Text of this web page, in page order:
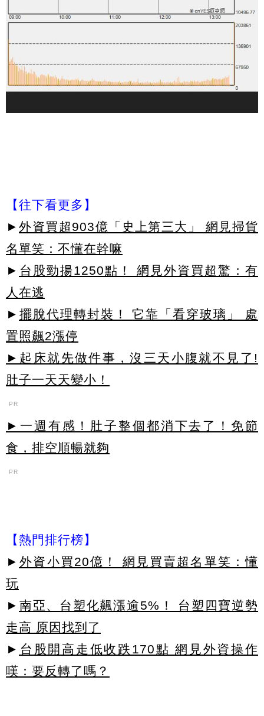
【往下看更多】
► 外資買超903億「史上第三大」 網見掃貨
名單笑：不懂在幹嘛
► 台股勁揚1250點！ 網見外資買超驚：有
人在逃
► 擺脫代理轉封裝！ 它靠「看穿玻璃」 處
置照飆2漲停
►起床就先做件事，沒三天小腹就不見了!
肚子一天天變小！
PR
►一週有感！肚子整個都消下去了！免節
食，排空順暢就夠
PR
【熱門排行榜】
► 外資小買20億！ 網見買賣超名單笑：懂
玩
► 南亞、台塑化飆漲逾5%！ 台塑四寶逆勢
走高 原因找到了
► 台股開高走低收跌170點 網見外資操作
嘆：要反轉了嗎？